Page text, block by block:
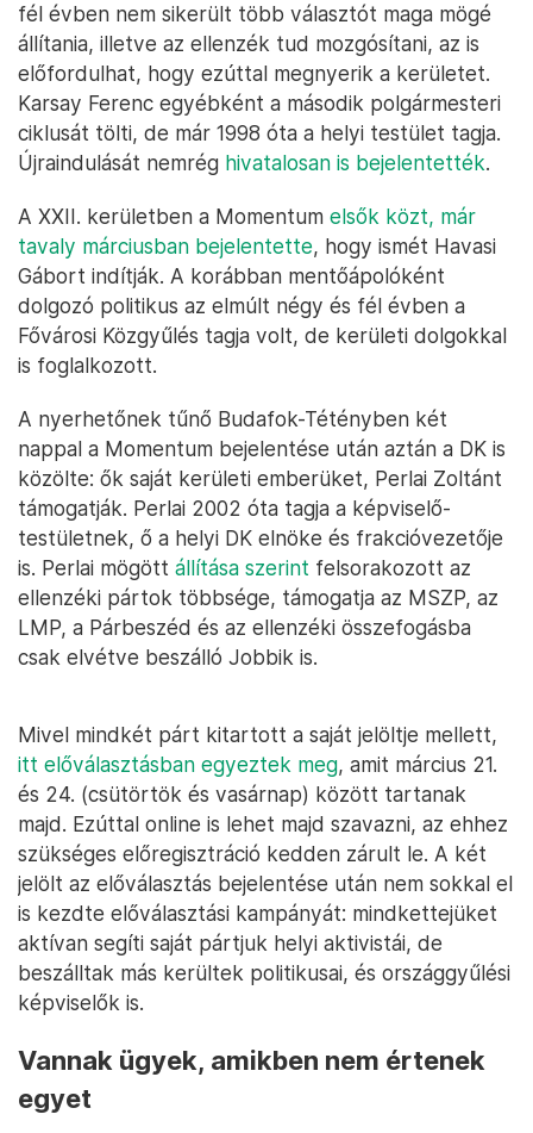
fél évben nem sikerült több választót maga mögé
állítania, illetve az ellenzék tud mozgósítani, az is
előfordulhat, hogy ezúttal megnyerik a kerületet.
Karsay Ferenc egyébként a második polgármesteri
ciklusát tölti, de már 1998 óta a helyi testület tagja.
Újraindulását nemrég hivatalosan is bejelentették.
A XXII. kerületben a Momentum elsők közt, már
tavaly márciusban bejelentette, hogy ismét Havasi
Gábort indítják. A korábban mentőápolóként
dolgozó politikus az elmúlt négy és fél évben a
Fővárosi Közgyűlés tagja volt, de kerületi dolgokkal
is foglalkozott.
A nyerhetőnek tűnő Budafok-Tétényben két
nappal a Momentum bejelentése után aztán a DK is
közölte: ők saját kerületi emberüket, Perlai Zoltánt
támogatják. Perlai 2002 óta tagja a képviselő-
testületnek, ő a helyi DK elnöke és frakcióvezetője
is. Perlai mögött állítása szerint felsorakozott az
ellenzéki pártok többsége, támogatja az MSZP, az
LMP, a Párbeszéd és az ellenzéki összefogásba
csak elvétve beszálló Jobbik is.
Mivel mindkét párt kitartott a saját jelöltje mellett,
itt előválasztásban egyeztek meg, amit március 21.
és 24. (csütörtök és vasárnap) között tartanak
majd. Ezúttal online is lehet majd szavazni, az ehhez
szükséges előregisztráció kedden zárult le. A két
jelölt az előválasztás bejelentése után nem sokkal el
is kezdte előválasztási kampányát: mindkettejüket
aktívan segíti saját pártjuk helyi aktivistái, de
beszálltak más kerültek politikusai, és országgyűlési
képviselők is.
Vannak ügyek, amikben nem értenek
egyet